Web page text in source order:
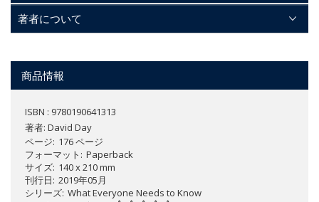
著者について
商品情報
ISBN : 9780190641313
著者: David Day
ページ 176 ページ
フォーマット
Paperback
サイズ 140 x 210 mm
刊行日 2019年05月
シリーズ What Everyone Needs to Know